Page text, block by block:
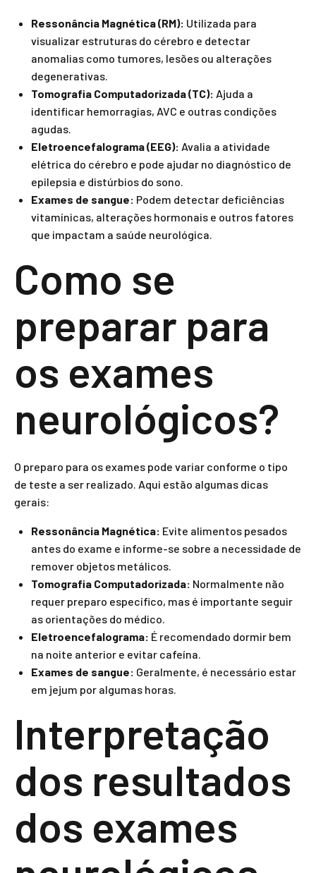
Ressonância Magnética (RM): Utilizada para
visualizar estruturas do cérebro e detectar
anomalias como tumores, lesões ou alterações
degenerativas.
Tomografia Computadorizada (TC): Ajuda a
identificar hemorragias, AVC e outras condições
agudas.
Eletroencefalograma (EEG): Avalia a atividade
elétrica do cérebro e pode ajudar no diagnóstico de
epilepsia e distúrbios do sono.
Exames de sangue: Podem detectar deficiências
vitamínicas, alterações hormonais e outros fatores
que impactam a saúde neurológica.
Como se
preparar para
os exames
neurológicos?
O preparo para os exames pode variar conforme o tipo
de teste a ser realizado. Aqui estão algumas dicas
gerais:
Ressonância Magnética: Evite alimentos pesados
antes do exame e informe-se sobre a necessidade de
remover objetos metálicos.
Tomografia Computadorizada: Normalmente não
requer preparo específico, mas é importante seguir
as orientações do médico.
Eletroencefalograma: É recomendado dormir bem
na noite anterior e evitar cafeína.
Exames de sangue: Geralmente, é necessário estar
em jejum por algumas horas.
Interpretação
dos resultados
dos exames